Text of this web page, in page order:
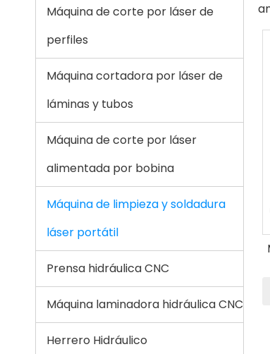
Máquina de corte por láser de
perfiles
Máquina cortadora por láser de
láminas y tubos
Máquina de corte por láser
alimentada por bobina
Máquina de limpieza y soldadura
láser portátil
Prensa hidráulica CNC
Máquina laminadora hidráulica CNC
Herrero Hidráulico